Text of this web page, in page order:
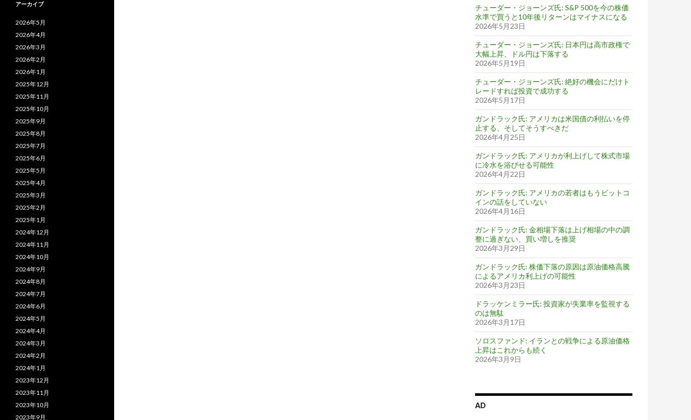
チューダー・ジョーンズ氏: S&P 500を今の株価
水準で買うと10年後リターンはマイナスになる
2026年5月23日
チューダー・ジョーンズ氏: 日本円は高市政権で
大幅上昇、ドル円は下落する
2026年5月19日
チューダー・ジョーンズ氏: 絶好の機会にだけト
レードすれば投資で成功する
2026年5月17日
ガンドラック氏: アメリカは米国債の利払いを停
止する、そしてそうすべきだ
2026年4月25日
ガンドラック氏: アメリカが利上げして株式市場
に冷水を浴びせる可能性
2026年4月22日
ガンドラック氏: アメリカの若者はもうビットコ
インの話をしていない
2026年4月16日
ガンドラック氏: 金相場下落は上げ相場の中の調
整に過ぎない、買い増しを推奨
2026年3月29日
ガンドラック氏: 株価下落の原因は原油価格高騰
によるアメリカ利上げの可能性
2026年3月23日
ドラッケンミラー氏: 投資家が失業率を監視する
のは無駄
2026年3月17日
ソロスファンド: イランとの戦争による原油価格
上昇はこれからも続く
2026年3月9日
AD
アーカイブ
2026年5月
2026年4月
2026年3月
2026年2月
2026年1月
2025年12月
2025年11月
2025年10月
2025年9月
2025年8月
2025年7月
2025年6月
2025年5月
2025年4月
2025年3月
2025年2月
2025年1月
2024年12月
2024年11月
2024年10月
2024年9月
2024年8月
2024年7月
2024年6月
2024年5月
2024年4月
2024年3月
2024年2月
2024年1月
2023年12月
2023年11月
2023年10月
2023年9月